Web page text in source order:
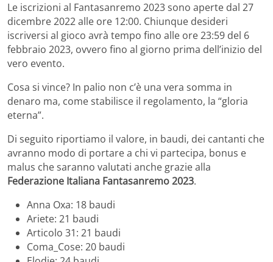
Le iscrizioni al Fantasanremo 2023 sono aperte dal 27
dicembre 2022 alle ore 12:00. Chiunque desideri
iscriversi al gioco avrà tempo fino alle ore 23:59 del 6
febbraio 2023, ovvero fino al giorno prima dell’inizio del
vero evento.
Cosa si vince? In palio non c’è una vera somma in
denaro ma, come stabilisce il regolamento, la “gloria
eterna”.
Di seguito riportiamo il valore, in baudi, dei cantanti che
avranno modo di portare a chi vi partecipa, bonus e
malus che saranno valutati anche grazie alla
Federazione Italiana Fantasanremo 2023.
Anna Oxa: 18 baudi
Ariete: 21 baudi
Articolo 31: 21 baudi
Coma_Cose: 20 baudi